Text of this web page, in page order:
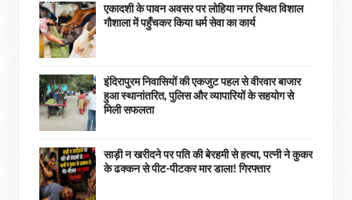
एकादशी के पावन अवसर पर लोहिया नगर स्थित विशाल
गौशाला में पहुँचकर किया धर्म सेवा का कार्य
इंदिरापुरम निवासियों की एकजुट पहल से वीरवार बाजार
हुआ स्थानांतरित, पुलिस और व्यापारियों के सहयोग से
मिली सफलता
साड़ी न खरीदने पर पति की बेरहमी से हत्या, पत्नी ने कुकर
के ढक्कन से पीट-पीटकर मार डाला! गिरफ्तार